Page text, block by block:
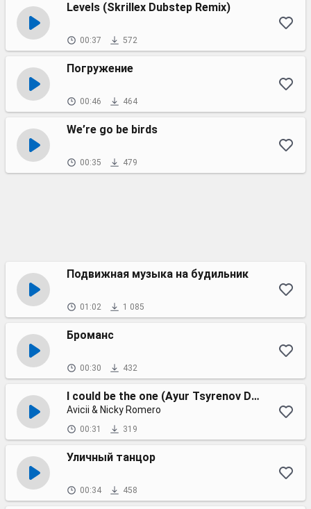
Levels (Skrillex Dubstep Remix)
00:37 572
Погружение
00:46 464
We’re go be birds
00:35 479
Подвижная музыка на будильник
01:02 1 085
Броманс
00:30 432
I could be the one (Ayur Tsyrenov DFM remix)
Avicii & Nicky Romero
00:31 319
Уличный танцор
00:34 458